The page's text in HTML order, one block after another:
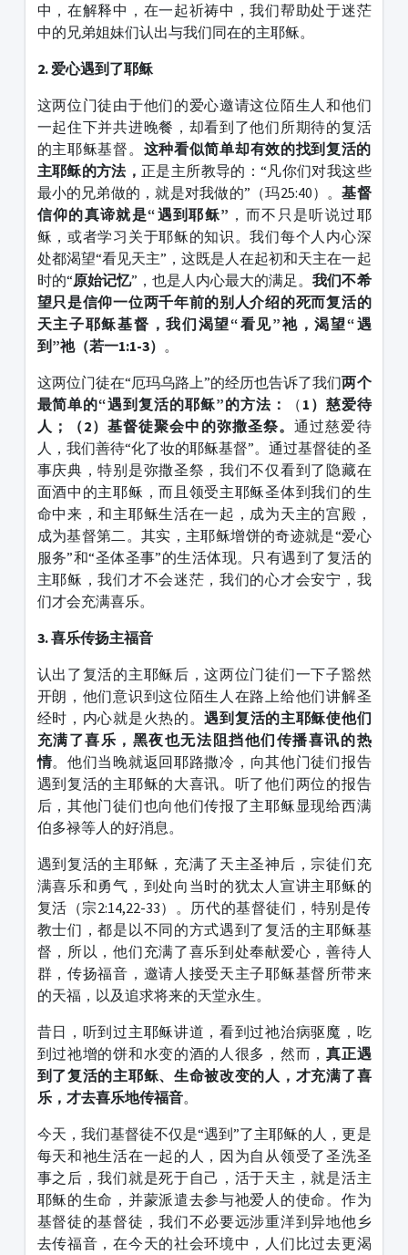
中，在解释中，在一起祈祷中，我们帮助处于迷茫
中的兄弟姐妹们认出与我们同在的主耶稣。
2. 爱心遇到了耶稣
这两位门徒由于他们的爱心邀请这位陌生人和他们
一起住下并共进晚餐，却看到了他们所期待的复活
的主耶稣基督。 这种看似简单却有效的找到复活的
主耶稣的方法， 正是主所教导的：“凡你们对我这些
最小的兄弟做的，就是对我做的”（玛25:40）。基督
信仰的真谛就是“遇到耶稣” ，而不只是听说过耶
稣，或者学习关于耶稣的知识。我们每个人内心深
处都渴望“看见天主”，这既是人在起初和天主在一起
时的“原始记忆”，也是人内心最大的满足。我们不希
望只是信仰一位两千年前的别人介绍的死而复活的
天主子耶稣基督，我们渴望“看见”祂，渴望“遇
到”祂（若一1:1-3） 。
这两位门徒在“厄玛乌路上”的经历也告诉了我们两个
最简单的“遇到复活的耶稣”的方法：
（ 1 ）慈爱待
人；（2）基督徒聚会中的弥撒圣祭。通过慈爱待
人，我们善待“化了妆的耶稣基督”。通过基督徒的圣
事庆典，特别是弥撒圣祭，我们不仅看到了隐藏在
面酒中的主耶稣，而且领受主耶稣圣体到我们的生
命中来，和主耶稣生活在一起，成为天主的宫殿，
成为基督第二。其实，主耶稣增饼的奇迹就是“爱心
服务”和“圣体圣事”的生活体现。只有遇到了复活的
主耶稣，我们才不会迷茫，我们的心才会安宁，我
们才会充满喜乐。
3. 喜乐传扬主福音
认出了复活的主耶稣后，这两位门徒们一下子豁然
开朗，他们意识到这位陌生人在路上给他们讲解圣
经时，内心就是火热的。遇到复活的主耶稣使他们
充满了喜乐，黑夜也无法阻挡他们传播喜讯的热
情。他们当晚就返回耶路撒冷，向其他门徒们报告
遇到复活的主耶稣的大喜讯。听了他们两位的报告
后，其他门徒们也向他们传报了主耶稣显现给西满
伯多禄等人的好消息。
遇到复活的主耶稣，充满了天主圣神后，宗徒们充
满喜乐和勇气，到处向当时的犹太人宣讲主耶稣的
复活（宗2:14,22-33）。历代的基督徒们，特别是传
教士们，都是以不同的方式遇到了复活的主耶稣基
督，所以，他们充满了喜乐到处奉献爱心，善待人
群，传扬福音，邀请人接受天主子耶稣基督所带来
的天福，以及追求将来的天堂永生。
昔日，听到过主耶稣讲道，看到过祂治病驱魔，吃
到过祂增的饼和水变的酒的人很多，然而，真正遇
到了复活的主耶稣、生命被改变的人，才充满了喜
乐，才去喜乐地传福音。
今天，我们基督徒不仅是“遇到”了主耶稣的人，更是
每天和祂生活在一起的人，因为自从领受了圣洗圣
事之后，我们就是死于自己，活于天主，就是活主
耶稣的生命，并蒙派遣去参与祂爱人的使命。作为
基督徒的基督徒，我们不必要远涉重洋到异地他乡
去传福音，在今天的社会环境中，人们比过去更渴